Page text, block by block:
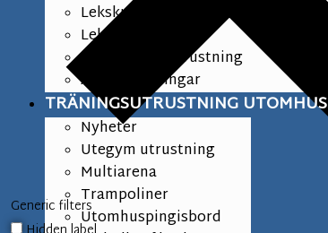
Generic filters
Lekskulpturer
Lekplats tillbehör
Skolgård lekutrustning
Asfaltsmålningar
TRÄNINGSUTRUSTNING UTOMHUS
Nyheter
Utegym utrustning
Multiarena
Trampoliner
Utomhuspingisbord